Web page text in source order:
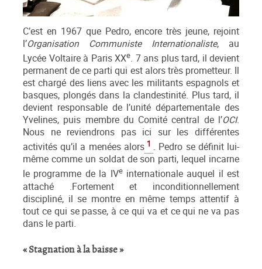
C’est en 1967 que Pedro, encore très jeune, rejoint
l’Organisation Communiste Internationaliste, au
Lycée Voltaire à Paris XXe. 7 ans plus tard, il devient
permanent de ce parti qui est alors très prometteur. Il
est chargé des liens avec les militants espagnols et
basques, plongés dans la clandestinité. Plus tard, il
devient responsable de l’unité départementale des
Yvelines, puis membre du Comité central de l’OCI.
Nous ne reviendrons pas ici sur les différentes
activités qu’il a menées alors1 . Pedro se définit lui-
même comme un soldat de son parti, lequel incarne
le programme de la IVeinternationale auquel il est
attaché .Fortement et inconditionnellement
discipliné, il se montre en même temps attentif à
tout ce qui se passe, à ce qui va et ce qui ne va pas
dans le parti.
« Stagnation à la baisse »